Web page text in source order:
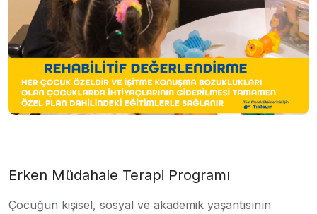
Erken Müdahale Terapi Programı
Çocuğun kişisel, sosyal ve akademik yaşantısının